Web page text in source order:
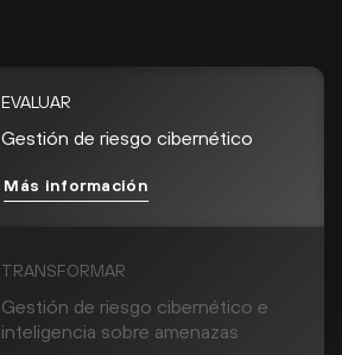
EVALUAR
Gestión de riesgo cibernético
Más información
TRANSFORMAR
Gestión de riesgo cibernético e
inteligencia sobre amenazas